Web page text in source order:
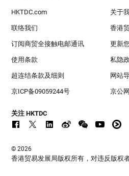
HKTDC.com 关于
联络我们 香港
订阅商贸全接触电邮通讯 更新
使用条款 私隐
超连结条款及细则 网站
京ICP备09059244号 京公
关注 HKTDC
© 2026
香港贸易发展局版权所有，对违反版权